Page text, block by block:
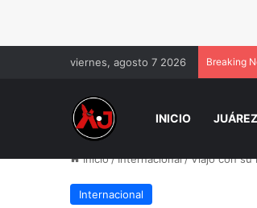
viernes, agosto 7 2026 Breaking
INICIO JUÁREZ
Inicio/Internacional/Viajó con su
Internacional